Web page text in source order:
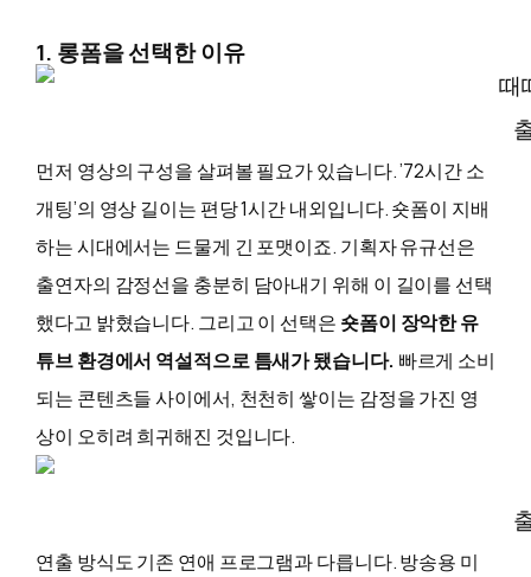
1. 롱폼을 선택한 이유
먼저 영상의 구성을 살펴볼 필요가 있습니다. ’72시간 소
개팅’의 영상 길이는 편당 1시간 내외입니다. 숏폼이 지배
하는 시대에서는 드물게 긴 포맷이죠. 기획자 유규선은
출연자의 감정선을 충분히 담아내기 위해 이 길이를 선택
했다고 밝혔습니다. 그리고 이 선택은 숏폼이 장악한 유
튜브 환경에서 역설적으로 틈새가 됐습니다. 빠르게 소비
되는 콘텐츠들 사이에서, 천천히 쌓이는 감정을 가진 영
상이 오히려 희귀해진 것입니다.
연출 방식도 기존 연애 프로그램과 다릅니다. 방송용 미